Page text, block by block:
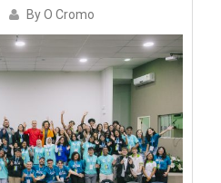
ByO Cromo